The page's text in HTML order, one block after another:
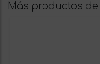
Más productos